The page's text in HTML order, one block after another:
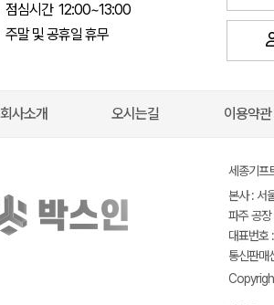
점심시간 12:00~13:00
주말 및 공휴일 휴무
회사소개 오시는길 이용약관
세종기
본사 : 서
파주 공
대표번
통신판